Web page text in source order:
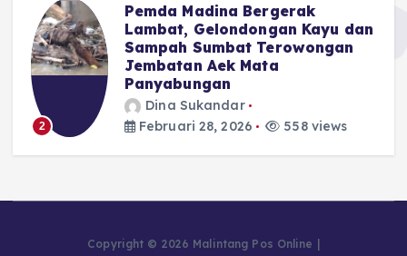
2
Pemda Madina Bergerak
Lambat, Gelondongan Kayu dan
Sampah Sumbat Terowongan
Jembatan Aek Mata
Panyabungan
Dina Sukandar
Februari 28, 2026
558 views
Copyright © 2026 Malintang Pos Online |